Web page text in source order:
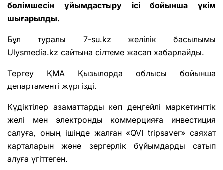
бөлімшесін ұйымдастыру ісі бойынша үкім
шығарылды.
Бұл туралы 7-su.kz желілік басылымы
Ulysmedia.kz сайтына сілтеме жасап хабарлайды.
Тергеу ҚМА Қызылорда облысы бойынша
департаменті жүргізді.
Күдіктілер азаматтарды көп деңгейлі маркетингтік
желі мен электронды коммерцияға инвестиция
салуға, оның ішінде жалған «QVI tripsaver» саяхат
карталарын және зергерлік бұйымдарды сатып
алуға үгіттеген.